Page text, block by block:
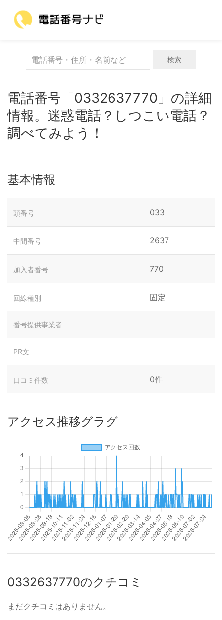
検索
電話番号「0332637770」の詳細
情報。迷惑電話？しつこい電話？
調べてみよう！
基本情報
頭番号 033
中間番号 2637
加入者番号 770
回線種別 固定
番号提供事業者
PR文
口コミ件数 0件
アクセス推移グラグ
0332637770のクチコミ
まだクチコミはありません。